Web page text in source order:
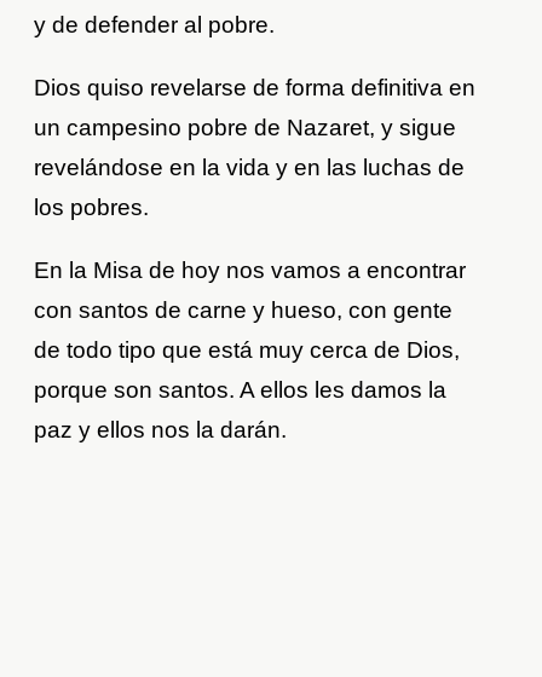
y de defender al pobre.
Dios quiso revelarse de forma definitiva en
un campesino pobre de Nazaret, y sigue
revelándose en la vida y en las luchas de
los pobres.
En la Misa de hoy nos vamos a encontrar
con santos de carne y hueso, con gente
de todo tipo que está muy cerca de Dios,
porque son santos. A ellos les damos la
paz y ellos nos la darán.